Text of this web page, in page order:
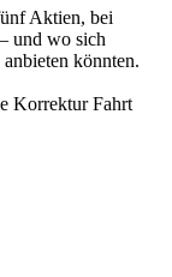
Aktien, bei
und wo sich
könnten.
Korrektur Fahrt